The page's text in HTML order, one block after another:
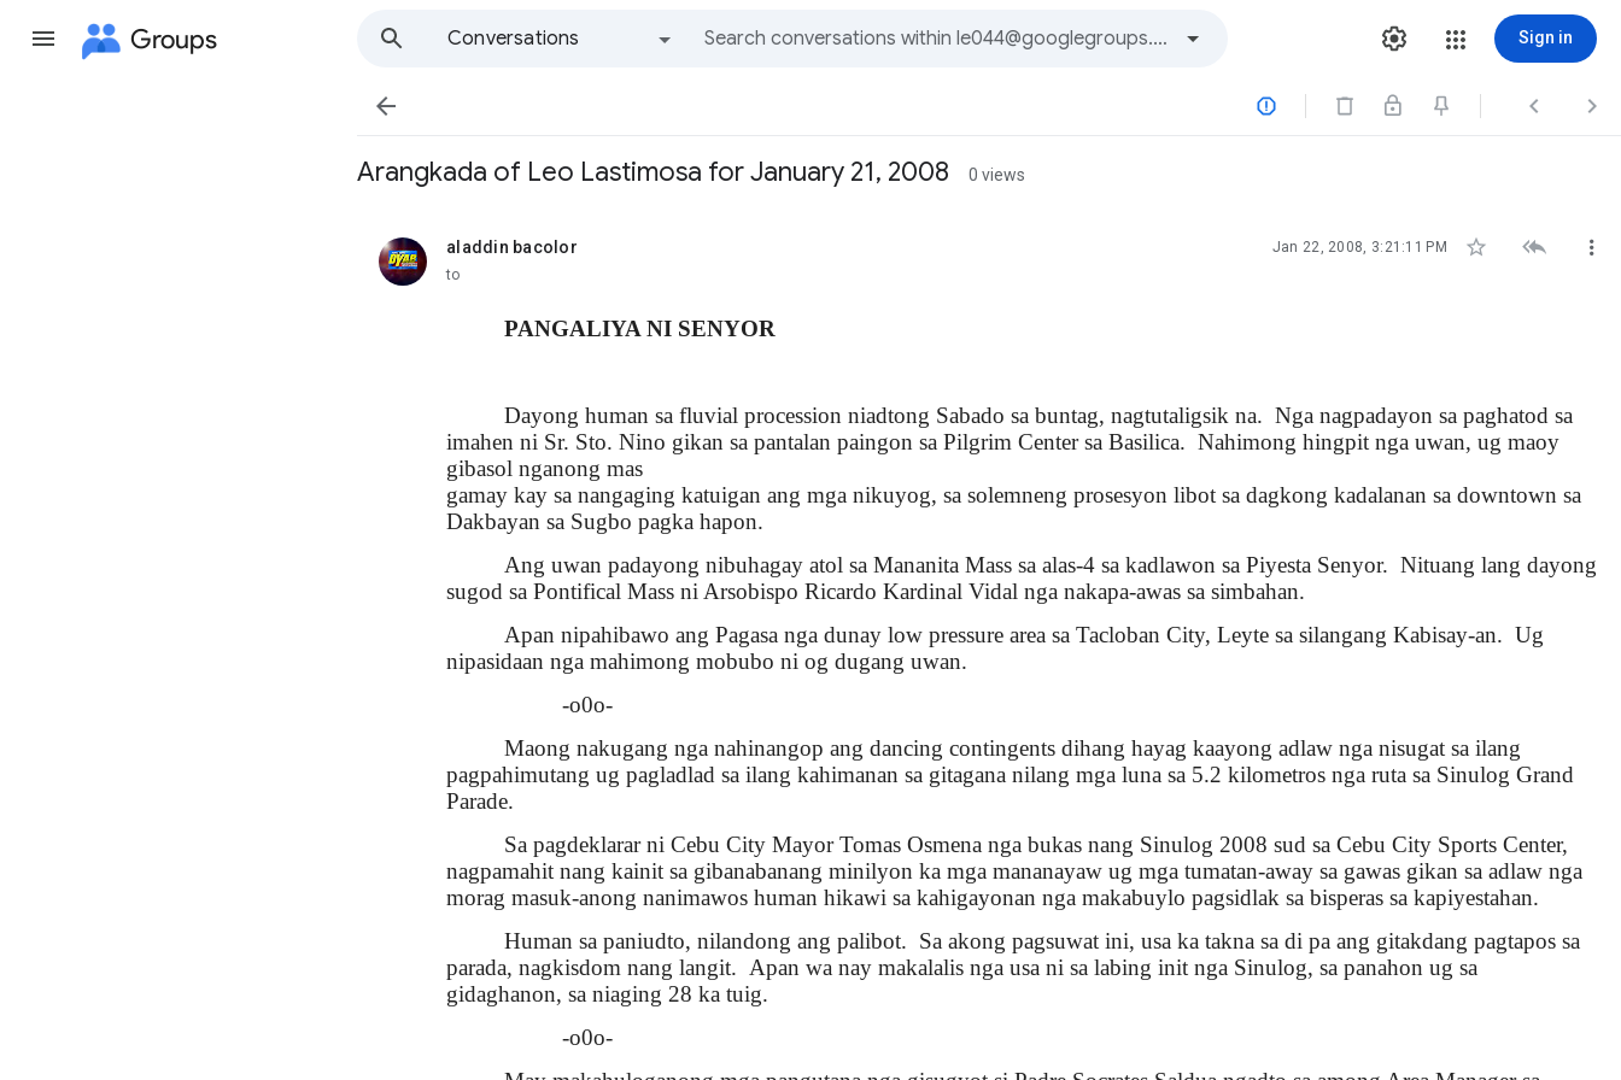
Groups
Conversations
Sign in
   
Arangkada of Leo Lastimosa for January 21, 2008 0 views
aladdin bacolor
unread, Jan 22, 2008, 3:21:11 PM   
to
PANGALIYA NI SENYOR
Dayong human sa fluvial procession niadtong Sabado sa buntag, nagtutaligsik na. Nga nagpadayon sa paghatod sa
imahen ni Sr. Sto. Nino gikan sa pantalan paingon sa Pilgrim Center sa Basilica. Nahimong hingpit nga uwan, ug maoy
gibasol nganong mas
gamay kay sa nangaging katuigan ang mga nikuyog, sa solemneng prosesyon libot sa dagkong kadalanan sa downtown sa
Dakbayan sa Sugbo pagka hapon.
Ang uwan padayong nibuhagay atol sa Mananita Mass sa alas-4 sa kadlawon sa Piyesta Senyor. Nituang lang dayong
sugod sa Pontifical Mass ni Arsobispo Ricardo Kardinal Vidal nga nakapa-awas sa simbahan.
Apan nipahibawo ang Pagasa nga dunay low pressure area sa Tacloban City, Leyte sa silangang Kabisay-an. Ug
nipasidaan nga mahimong mobubo ni og dugang uwan.
-o0o-
Maong nakugang nga nahinangop ang dancing contingents dihang hayag kaayong adlaw nga nisugat sa ilang
pagpahimutang ug pagladlad sa ilang kahimanan sa gitagana nilang mga luna sa 5.2 kilometros nga ruta sa Sinulog Grand
Parade.
Sa pagdeklarar ni Cebu City Mayor Tomas Osmena nga bukas nang Sinulog 2008 sud sa Cebu City Sports Center,
nagpamahit nang kainit sa gibanabanang minilyon ka mga mananayaw ug mga tumatan-away sa gawas gikan sa adlaw nga
morag masuk-anong nanimawos human hikawi sa kahigayonan nga makabuylo pagsidlak sa bisperas sa kapiyestahan.
Human sa paniudto, nilandong ang palibot. Sa akong pagsuwat ini, usa ka takna sa di pa ang gitakdang pagtapos sa
parada, nagkisdom nang langit. Apan wa nay makalalis nga usa ni sa labing init nga Sinulog, sa panahon ug sa
gidaghanon, sa niaging 28 ka tuig.
-o0o-